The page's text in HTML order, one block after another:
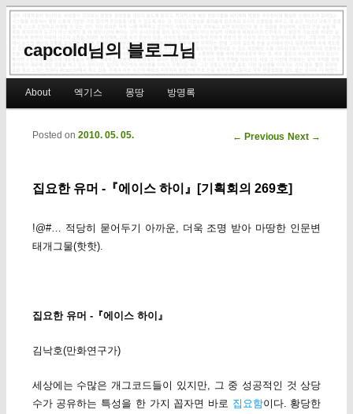
capcold님의 블로그님
Skip to primary content
Skip to secondary content
About 엑기스 몽땅 방명록
Post navigation
← Previous Next →
집요한 유머 -『에이스 하이』[기획회의 269호]
Posted on 2010. 05. 05.
!@#… 적당히 묻어두기 아까운, 더욱 조명 받아 마땅한 인문변
태개그물(핫핫).
집요한 유머 -『에이스 하이』
김낙호(만화연구가)
세상에는 수많은 개그코드들이 있지만, 그 중 성공적인 것 상당
수가 공유하는 특성을 한 가지 꼽자면 바로 집요함이다. 황당한